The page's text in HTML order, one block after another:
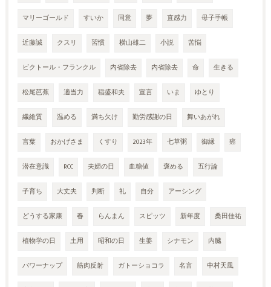
マリーゴールド すいか 同意 夢 直感力 母子手帳
近藤誠 クスリ 習慣 横山雄二 小説 苦悩
ビクトール・フランクル 内省除去 内省除去 命 生きる
松尾芭蕉 適当力 稲盛和夫 宣言 いま ゆとり
繊維質 温める 満ち欠け 勤労感謝の日 舞いあがれ
言葉 おかげさま くすり 2023年 七草粥 御縁 癌
潜在意識 RCC 夫婦の日 血糖値 褒める 五行論
子育ち 大丈夫 判断 礼 自分 アーシング
どうする家康 春 らんまん スピッツ 新年度 桑田佳祐
植物学の日 土用 昭和の日 生姜 シナモン 内臓
パワーナップ 筋肉反射 ガトーショコラ 名言 中村天風